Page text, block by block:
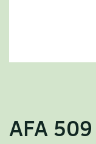
AFA 509